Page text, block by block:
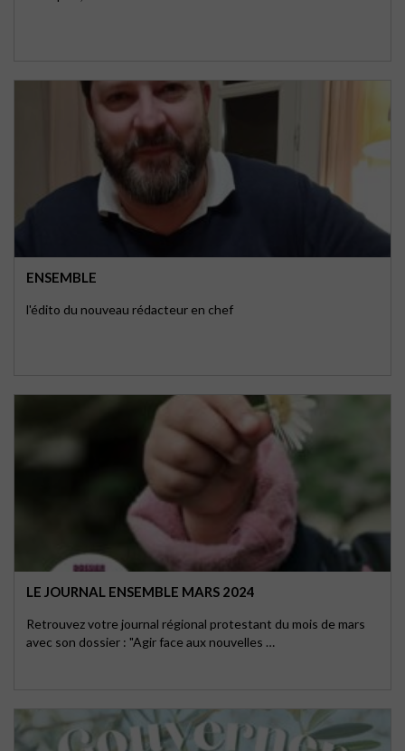
ENSEMBLE
l'édito du nouveau rédacteur en chef
LE JOURNAL ENSEMBLE MARS 2024
Retrouvez votre journal régional protestant du mois de mars
avec son dossier : "Agir face aux nouvelles …